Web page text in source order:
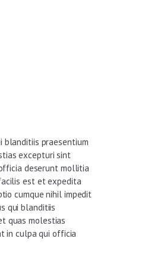
blanditiis praesentium
excepturi sint
deserunt mollitia
est et expedita
cumque nihil impedit
qui blanditiis
quas molestias
in culpa qui officia